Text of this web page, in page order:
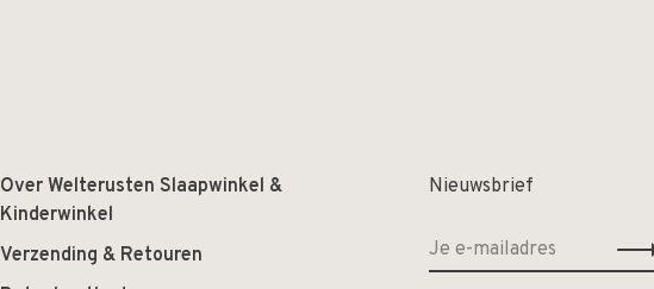
Over Welterusten Slaapwinkel &
Kinderwinkel
Verzending & Retouren
Nieuwsbrief